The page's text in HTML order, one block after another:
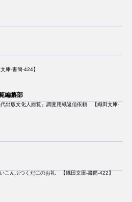
-書簡-424】
編纂部
版文化人総覧』調査用紙返信依頼 【織田文庫-
んぶつくだにのお礼 【織田文庫-書簡-422】